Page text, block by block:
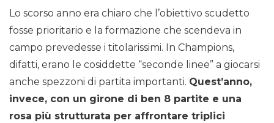
Lo scorso anno era chiaro che l’obiettivo scudetto
fosse prioritario e la formazione che scendeva in
campo prevedesse i titolarissimi. In Champions,
difatti, erano le cosiddette “seconde linee” a giocarsi
anche spezzoni di partita importanti. Quest’anno,
invece, con un girone di ben 8 partite e una
rosa più strutturata per affrontare triplici